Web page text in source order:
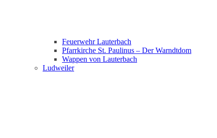
Feuerwehr Lauterbach
Pfarrkirche St. Paulinus – Der Warndtdom
Wappen von Lauterbach
Ludweiler